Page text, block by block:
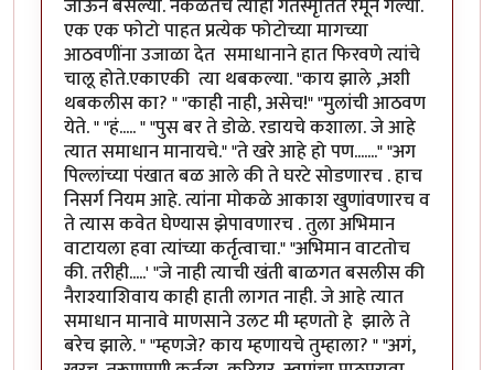
जाऊन बसल्या. नकळतच त्याही गतस्मृतित रमून गेल्या.
एक एक फोटो पाहत प्रत्येक फोटोच्या मागच्या
आठवणींना उजाळा देत समाधानाने हात फिरवणे त्यांचे
चालू होते.एकाएकी त्या थबकल्या. "काय झाले ,अशी
थबकलीस का? " "काही नाही, असेच!" "मुलांची आठवण
येते. " "हं..... " "पुस बर ते डोळे. रडायचे कशाला. जे आहे
त्यात समाधान मानायचे." "ते खरे आहे हो पण......." "अग
पिल्लांच्या पंखात बळ आले की ते घरटे सोडणारच . हाच
निसर्ग नियम आहे. त्यांना मोकळे आकाश खुणांवणारच व
ते त्यास कवेत घेण्यास झेपावणारच . तुला अभिमान
वाटायला हवा त्यांच्या कर्तृत्वाचा." "अभिमान वाटतोच
की. तरीही.....' "जे नाही त्याची खंती बाळगत बसलीस की
नैराश्याशिवाय काही हाती लागत नाही. जे आहे त्यात
समाधान मानावे माणसाने उलट मी म्हणतो हे झाले ते
बरेच झाले. " "म्हणजे? काय म्हणायचे तुम्हाला? " "अगं,